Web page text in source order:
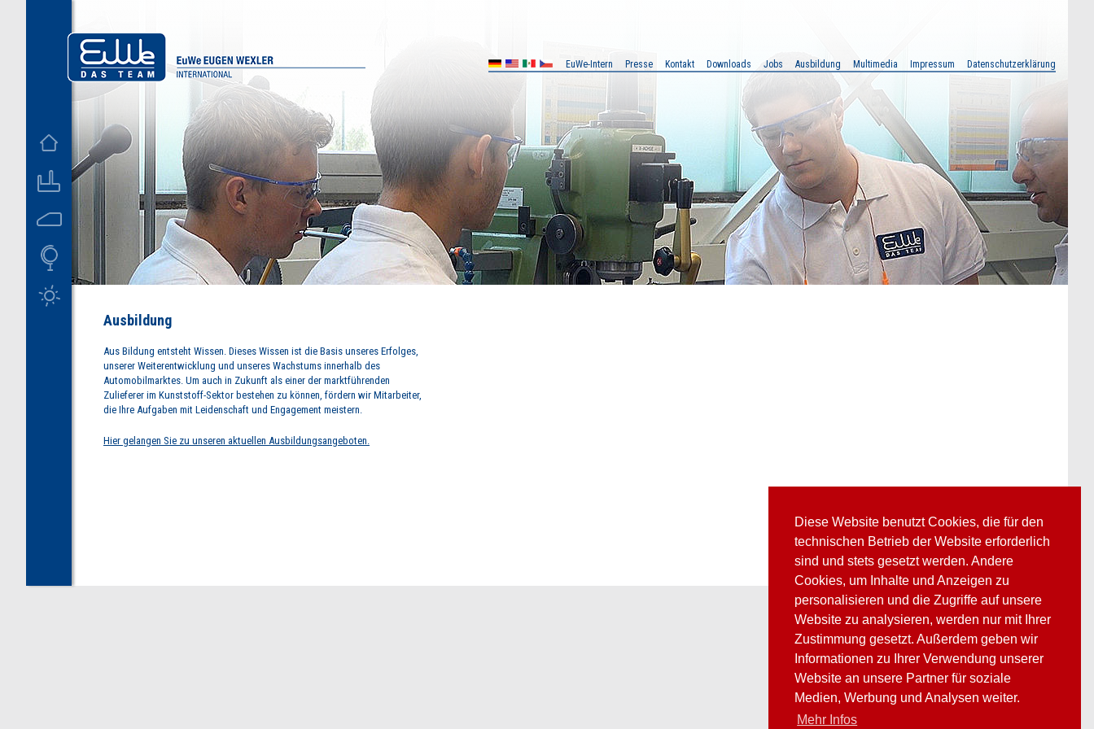
Diese Website benutzt Cookies, die für den
technischen Betrieb der Website erforderlich
sind und stets gesetzt werden. Andere
Cookies, um Inhalte und Anzeigen zu
personalisieren und die Zugriffe auf unsere
Website zu analysieren, werden nur mit Ihrer
Zustimmung gesetzt. Außerdem geben wir
Informationen zu Ihrer Verwendung unserer
Website an unsere Partner für soziale
Medien, Werbung und Analysen weiter.
Mehr Infos
Ausbildung
Aus Bildung entsteht Wissen. Dieses Wissen ist die Basis unseres Erfolges,
unserer Weiterentwicklung und unseres Wachstums innerhalb des
Automobilmarktes. Um auch in Zukunft als einer der marktführenden
Zulieferer im Kunststoff-Sektor bestehen zu können, fördern wir Mitarbeiter,
die Ihre Aufgaben mit Leidenschaft und Engagement meistern.
Hier gelangen Sie zu unseren aktuellen Ausbildungsangeboten.
D US MX EuWe-Intern Presse Kontakt Downloads Jobs Ausbildung Multimedia Impressum Datenschutzerklärung